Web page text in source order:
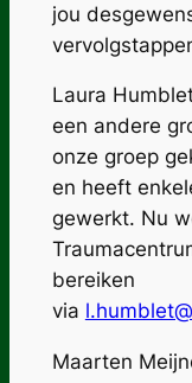
jou
Laura
een andere
onze groep
en heeft
gewerkt. Nu
bereiken
via
Maarten